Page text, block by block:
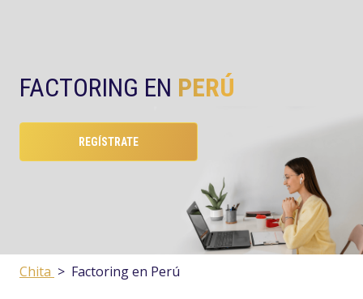
FACTORING EN PERÚ
REGÍSTRATE
Chita > Factoring en Perú